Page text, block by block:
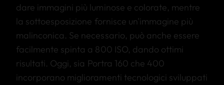
dare immagini più luminose e colorate, mentre
la sottoesposizione fornisce un'immagine più
malinconica. Se necessario, può anche essere
facilmente spinta a 800 ISO, dando ottimi
risultati. Oggi, sia Portra 160 che 400
incorporano miglioramenti tecnologici sviluppati